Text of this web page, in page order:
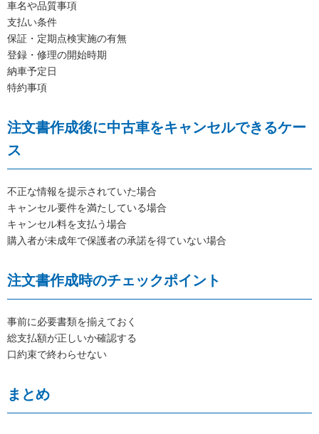
車名や品質事項
支払い条件
保証・定期点検実施の有無
登録・修理の開始時期
納車予定日
特約事項
注文書作成後に中古車をキャンセルできるケー
ス
不正な情報を提示されていた場合
キャンセル要件を満たしている場合
キャンセル料を支払う場合
購入者が未成年で保護者の承諾を得ていない場合
注文書作成時のチェックポイント
事前に必要書類を揃えておく
総支払額が正しいか確認する
口約束で終わらせない
まとめ